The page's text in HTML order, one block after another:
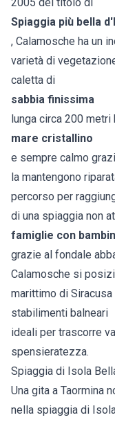
2005 del titolo di
Spiaggia più bella
, Calamosche ha un
varietà di
caletta di
sabbia finissima
lunga circa 200 metri
mare cristallino
e sempre calmo
la mantengono
percorso per
di una spiaggia non
famiglie con
grazie al fondale
Calamosche si
marittimo di
stabilimenti balneari
ideali per trascorre
spensieratezza.
Spiaggia di Isola
Una gita a Taormina
nella spiaggia di